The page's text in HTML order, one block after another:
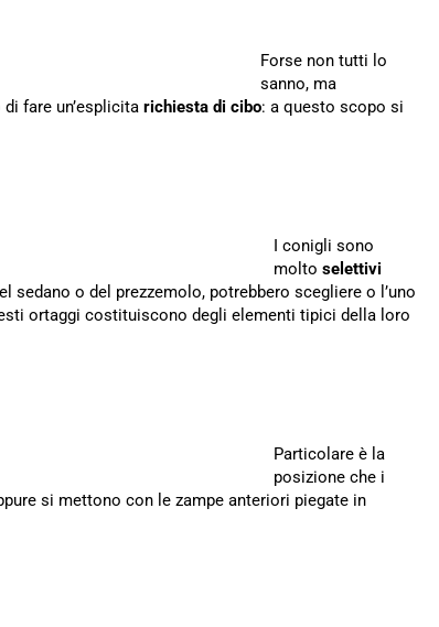
Forse non tutti lo
sanno, ma
fare un’esplicita richiesta di cibo: a questo scopo si
I conigli sono
molto selettivi
sedano o del prezzemolo, potrebbero scegliere o l’uno
ortaggi costituiscono degli elementi tipici della loro
Particolare è la
posizione che i
si mettono con le zampe anteriori piegate in